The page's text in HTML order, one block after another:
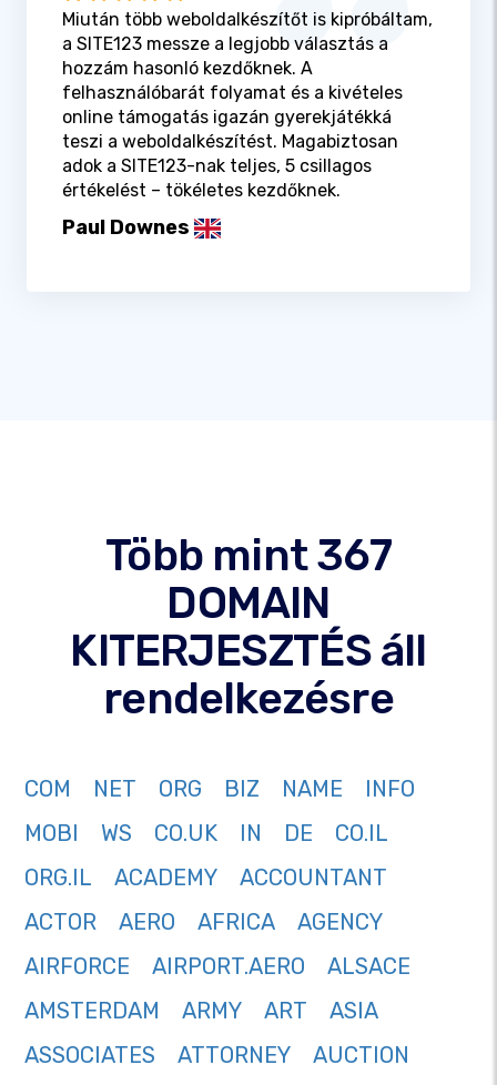
Miután több weboldalkészítőt is kipróbáltam,
a SITE123 messze a legjobb választás a
hozzám hasonló kezdőknek. A
felhasználóbarát folyamat és a kivételes
online támogatás igazán gyerekjátékká
teszi a weboldalkészítést. Magabiztosan
adok a SITE123-nak teljes, 5 csillagos
értékelést – tökéletes kezdőknek.
Paul Downes
Több mint 367
DOMAIN
KITERJESZTÉS áll
rendelkezésre
COM NET ORG BIZ NAME
INFO
MOBI
WS CO.UK IN DE
CO.IL
ORG.IL
ACADEMY
ACCOUNTANT
ACTOR
AERO AFRICA
AGENCY
AIRFORCE
AIRPORT.AERO
ALSACE
AMSTERDAM
ARMY ART
ASIA
ASSOCIATES
ATTORNEY
AUCTION